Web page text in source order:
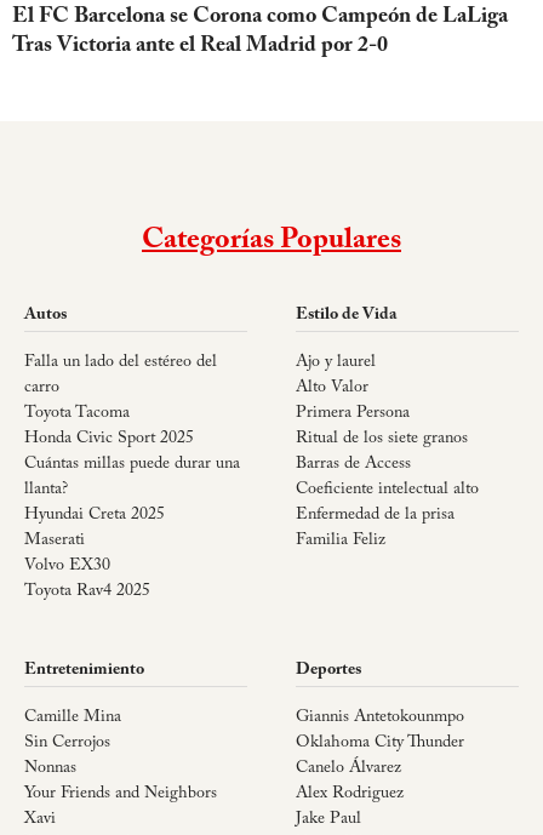
El FC Barcelona se Corona como Campeón de LaLiga
Tras Victoria ante el Real Madrid por 2-0
Categorías Populares
Autos
Falla un lado del estéreo del
carro
Toyota Tacoma
Honda Civic Sport 2025
Cuántas millas puede durar una
llanta?
Hyundai Creta 2025
Maserati
Volvo EX30
Toyota Rav4 2025
Estilo de Vida
Ajo y laurel
Alto Valor
Primera Persona
Ritual de los siete granos
Barras de Access
Coeficiente intelectual alto
Enfermedad de la prisa
Familia Feliz
Entretenimiento
Camille Mina
Sin Cerrojos
Nonnas
Your Friends and Neighbors
Xavi
Deportes
Giannis Antetokounmpo
Oklahoma City Thunder
Canelo Álvarez
Alex Rodriguez
Jake Paul